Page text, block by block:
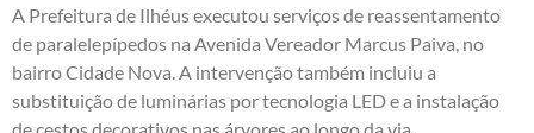
A Prefeitura de Ilhéus executou serviços de reassentamento
de paralelepípedos na Avenida Vereador Marcus Paiva, no
bairro Cidade Nova. A intervenção também incluiu a
substituição de luminárias por tecnologia LED e a instalação